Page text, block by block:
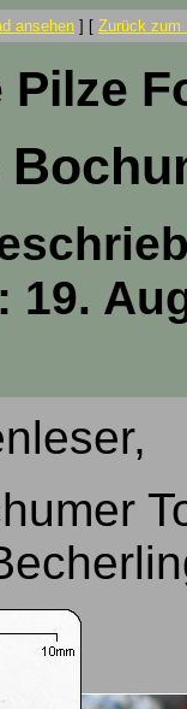
ansehen ] [ Zurück zum
Pilze
19.